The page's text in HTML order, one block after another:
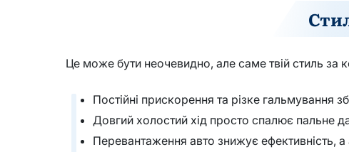
Це може бути неочевидно, але саме твій стиль за
Постійні прискорення та різке гальмування
Довгий холостий хід просто спалює пальне
Перевантаження авто знижує ефективність,